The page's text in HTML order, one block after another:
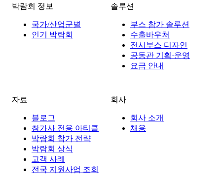
박람회 정보
국가/산업군별
인기 박람회
솔루션
부스 참가 솔루션
수출바우처
전시부스 디자인
공동관 기획·운영
요금 안내
자료
블로그
참가사 전용 아티클
박람회 참가 전략
박람회 상식
고객 사례
전국 지원사업 조회
회사
회사 소개
채용